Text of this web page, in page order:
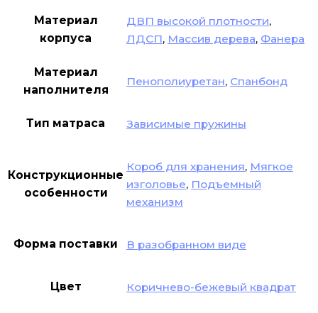
Материал
корпуса
ДВП высокой плотности,
ЛДСП, Массив дерева, Фанера
Материал
наполнителя
Пенополиуретан, Спанбонд
Тип матраса Зависимые пружины
Конструкционные
особенности
Короб для хранения, Мягкое
изголовье, Подъемный
механизм
Форма поставки В разобранном виде
Цвет Коричнево-бежевый квадрат